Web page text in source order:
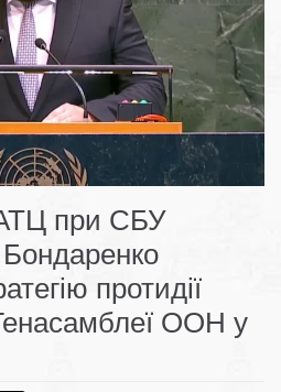
при СБУ
протидії
ООН у